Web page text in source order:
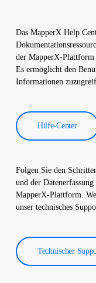
Software verarbeitet
erstellt. Diese
Solarkraftwerken zu
senken.
Das MapperX Help
der MapperX-
Es ermöglicht den
Informationen
Hilfe-Center
Folgen Sie den
und der
MapperX-Plattform.
unser technisches
Technischer